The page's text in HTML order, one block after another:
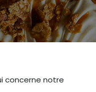
concerne notre